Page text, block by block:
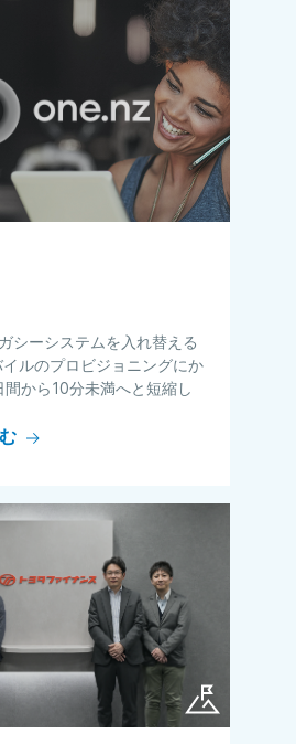
シーシステムを入れ替える
ルのプロビジョニングにか
から10分未満へと短縮し